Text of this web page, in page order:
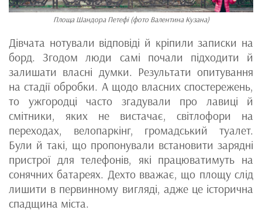
Площа Шандора Петефі (фото Валентина Кузана)
Дівчата нотували відповіді й кріпили записки на
борд. Згодом люди самі почали підходити й
залишати власні думки. Результати опитування
на стадії обробки. А щодо власних спостережень,
то ужгородці часто згадували про лавиці й
смітники, яких не вистачає, світлофори на
переходах, велопаркінг, громадський туалет.
Були й такі, що пропонували встановити зарядні
пристрої для телефонів, які працюватимуть на
сонячних батареях. Дехто вважає, що площу слід
лишити в первинному вигляді, адже це історична
спадщина міста.